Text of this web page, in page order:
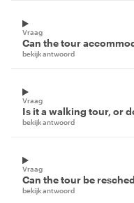
Vraag
Can the tour
bekijk antwoord
Vraag
Is it a walking tour, or
bekijk antwoord
Vraag
Can the tour be
bekijk antwoord